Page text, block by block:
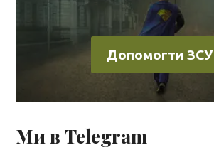
Допомогти ЗСУ
Ми в Telegram